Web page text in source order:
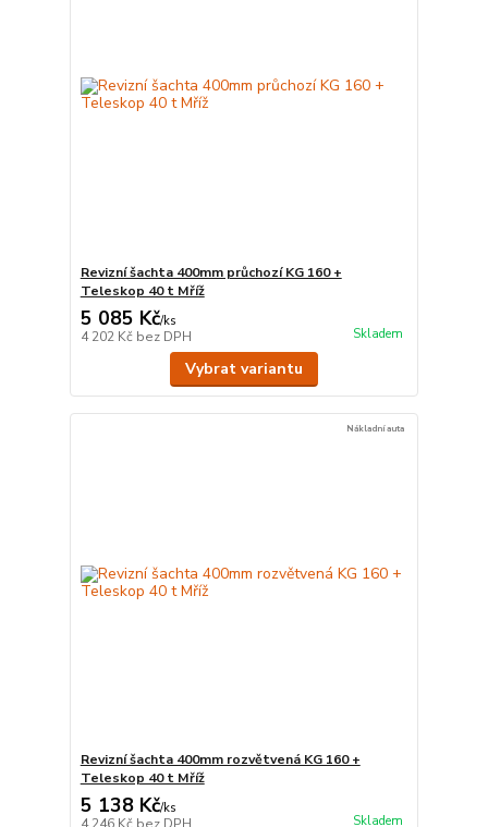
Revizní šachta 400mm průchozí KG 160 +
Teleskop 40 t Mříž
5 085 Kč/ks
4 202 Kč bez DPH Skladem
Vybrat variantu
Nákladní auta
Revizní šachta 400mm rozvětvená KG 160 +
Teleskop 40 t Mříž
5 138 Kč/ks
Skladem